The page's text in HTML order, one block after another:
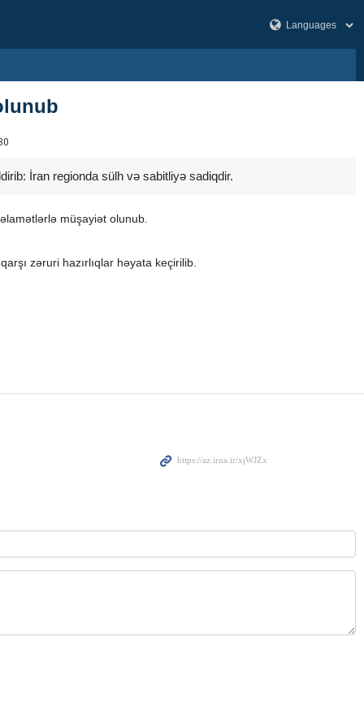
İran regionda sülh və sabitliyə sadiqdir.
müşayiət olunub.
zəruri hazırlıqlar həyata keçirilib.